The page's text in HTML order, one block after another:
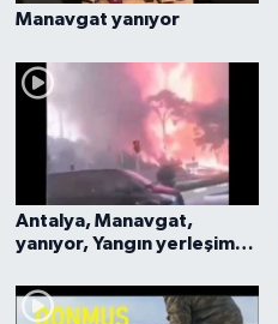
Manavgat yanıyor
Antalya, Manavgat,
yanıyor, Yangın yerleşim
durumda